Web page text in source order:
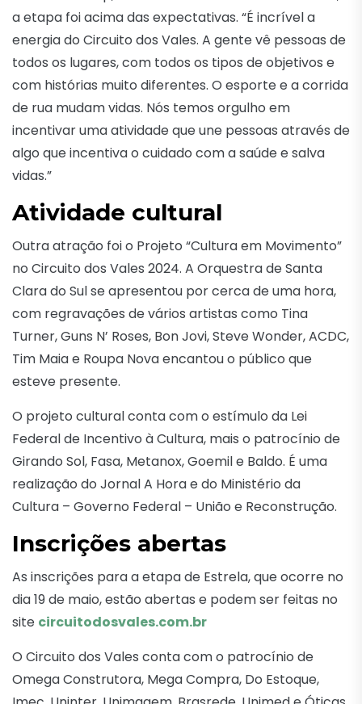
a etapa foi acima das expectativas. “É incrível a
energia do Circuito dos Vales. A gente vê pessoas de
todos os lugares, com todos os tipos de objetivos e
com histórias muito diferentes. O esporte e a corrida
de rua mudam vidas. Nós temos orgulho em
incentivar uma atividade que une pessoas através de
algo que incentiva o cuidado com a saúde e salva
vidas.”
Atividade cultural
Outra atração foi o Projeto “Cultura em Movimento”
no Circuito dos Vales 2024. A Orquestra de Santa
Clara do Sul se apresentou por cerca de uma hora,
com regravações de vários artistas como Tina
Turner, Guns N’ Roses, Bon Jovi, Steve Wonder, ACDC,
Tim Maia e Roupa Nova encantou o público que
esteve presente.
O projeto cultural conta com o estímulo da Lei
Federal de Incentivo à Cultura, mais o patrocínio de
Girando Sol, Fasa, Metanox, Goemil e Baldo. É uma
realização do Jornal A Hora e do Ministério da
Cultura – Governo Federal – União e Reconstrução.
Inscrições abertas
As inscrições para a etapa de Estrela, que ocorre no
dia 19 de maio, estão abertas e podem ser feitas no
site circuitodosvales.com.br
O Circuito dos Vales conta com o patrocínio de
Omega Construtora, Mega Compra, Do Estoque,